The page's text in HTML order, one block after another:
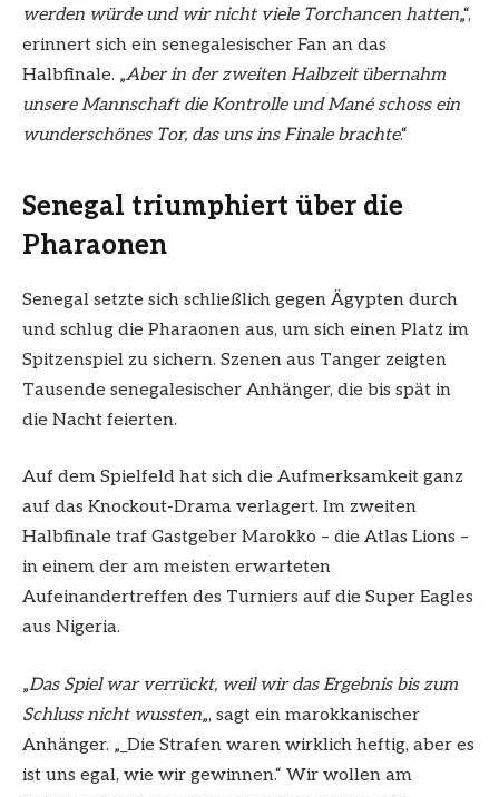
werden würde und wir nicht viele Torchancen hatten„“,
erinnert sich ein senegalesischer Fan an das
Halbfinale. „Aber in der zweiten Halbzeit übernahm
unsere Mannschaft die Kontrolle und Mané schoss ein
wunderschönes Tor, das uns ins Finale brachte.“
Senegal triumphiert über die
Pharaonen
Senegal setzte sich schließlich gegen Ägypten durch
und schlug die Pharaonen aus, um sich einen Platz im
Spitzenspiel zu sichern. Szenen aus Tanger zeigten
Tausende senegalesischer Anhänger, die bis spät in
die Nacht feierten.
Auf dem Spielfeld hat sich die Aufmerksamkeit ganz
auf das Knockout-Drama verlagert. Im zweiten
Halbfinale traf Gastgeber Marokko – die Atlas Lions –
in einem der am meisten erwarteten
Aufeinandertreffen des Turniers auf die Super Eagles
aus Nigeria.
„Das Spiel war verrückt, weil wir das Ergebnis bis zum
Schluss nicht wussten„, sagt ein marokkanischer
Anhänger. „_Die Strafen waren wirklich heftig, aber es
ist uns egal, wie wir gewinnen.“ Wir wollen am